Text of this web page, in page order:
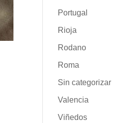
Portugal
Rioja
Rodano
Roma
Sin categorizar
Valencia
Viñedos